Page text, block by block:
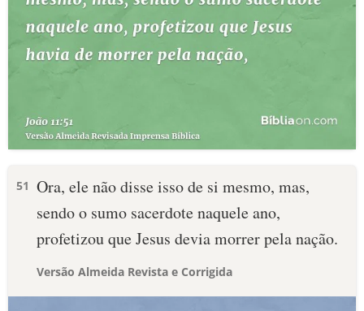
51 Ora, ele não disse isso de si mesmo, mas,
sendo o sumo sacerdote naquele ano,
profetizou que Jesus devia morrer pela nação.
Versão Almeida Revista e Corrigida